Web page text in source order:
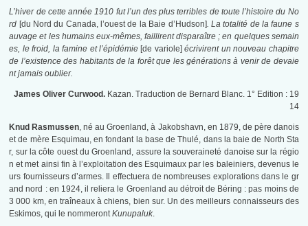
L’hiver de cette année 1910 fut l’un des plus terribles de toute l’histoire du No
rd [du Nord du Canada, l’ouest de la Baie d’Hudson]. La totalité de la faune s
auvage et les humains eux-mêmes, faillirent disparaître ; en quelques semain
es, le froid, la famine et l’épidémie [de variole] écrivirent un nouveau chapitre
de l’existence des habitants de la forêt que les générations à venir de devaie
nt jamais oublier.
James Oliver Curwood. Kazan. Traduction de Bernard Blanc. 1° Edition : 19
14
Knud Rasmussen, né au Groenland, à Jakobshavn, en 1879, de père danois
et de mère Esquimau, en fondant la base de Thulé, dans la baie de North Sta
r, sur la côte ouest du Groenland, assure la souveraineté danoise sur la régio
n et met ainsi fin à l’exploitation des Esquimaux par les baleiniers, devenus le
urs fournisseurs d’armes. Il effectuera de nombreuses explorations dans le gr
and nord : en 1924, il reliera le Groenland au détroit de Béring : pas moins de
3 000 km, en traîneaux à chiens, bien sur. Un des meilleurs connaisseurs des
Eskimos, qui le nommerontKunupaluk.